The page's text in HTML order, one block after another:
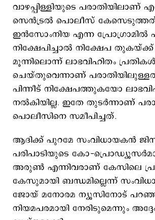
വാഴപ്പിള്ളിയുടെ പരാതിയിലാണ്
സെൻട്രൽ പൊലീസ്
ഇൻസോംനിയ എന്ന പ്രോഗ്രാമിൽ
നിക്ഷേപിച്ചാൽ നിക്ഷേപ
മൂന്നിലൊന്ന് ലാഭവിഹിതം
ചെയ്തുവെന്നാണ്
പിന്നീട് നിക്ഷേപത്തുകയോ
നൽകിയില്ല. ഇതേ തുടർന്നാണ്
പൊലീസിനെ സമീപിച്ചത്.
ആദിക്ക് പുറമേ സംവിധായകൻ
പരിപാടിയുടെ കോ-
അരുൺ എന്നിവരാണ് കേസിലെ
കേസുമായി ബന്ധമില്ലെന്ന്
ജോയ് മനോരമ ന്യൂസിനോട്
നിയമപരമായി നേരിടുമെന്നും